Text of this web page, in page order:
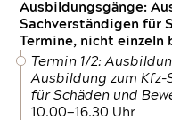
Ausbildungsgänge:
Sachverständigen für
Termine, nicht einzeln
Termin 1/2:
Ausbildung zum Kfz-
für Schäden und
10.00—16.30 Uhr